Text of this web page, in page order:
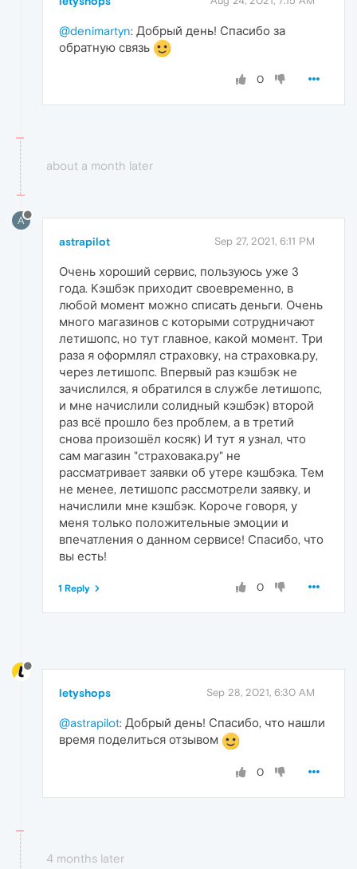
@denimartyn: Добрый день! Спасибо за
обратную связь
0
about a month later
A
astrapilot Sep 27, 2021, 6:11 PM
Очень хороший сервис, пользуюсь уже 3
года. Кэшбэк приходит своевременно, в
любой момент можно списать деньги. Очень
много магазинов с которыми сотрудничают
летишопс, но тут главное, какой момент. Три
раза я оформлял страховку, на страховка.ру,
через летишопс. Впервый раз кэшбэк не
зачислился, я обратился в службе летишопс,
и мне начислили солидный кэшбэк) второй
раз всё прошло без проблем, а в третий
снова произошёл косяк) И тут я узнал, что
сам магазин "страховака.ру" не
рассматривает заявки об утере кэшбэка. Тем
не менее, летишопс рассмотрели заявку, и
начислили мне кэшбэк. Короче говоря, у
меня только положительные эмоции и
впечатления о данном сервисе! Спасибо, что
вы есть!
0
1 Reply
letyshops Sep 28, 2021, 6:30 AM
@astrapilot: Добрый день! Спасибо, что нашли
время поделиться отзывом
0
4 months later